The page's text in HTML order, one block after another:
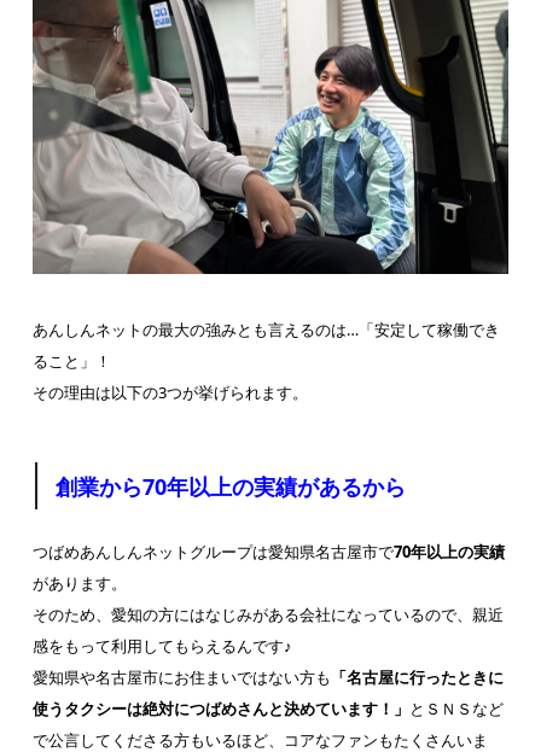
あんしんネットの最大の強みとも言えるのは…「安定して稼働でき
ること」！
その理由は以下の3つが挙げられます。
創業から70年以上の実績があるから
つばめあんしんネットグループは愛知県名古屋市で70年以上の実績
があります。
そのため、愛知の方にはなじみがある会社になっているので、親近
感をもって利用してもらえるんです♪
愛知県や名古屋市にお住まいではない方も 「名古屋に行ったときに
使うタクシーは絶対につばめさんと決めています！」 とＳＮＳなど
で公言してくださる方もいるほど、コアなファンもたくさんいま